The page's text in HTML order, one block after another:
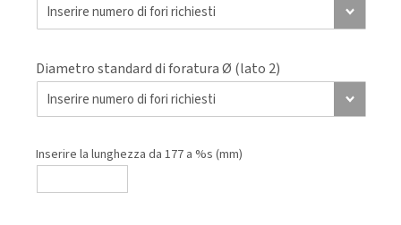
Diametro standard di foratura Ø (lato 2)
Inserire la lunghezza da 177 a %s (mm)